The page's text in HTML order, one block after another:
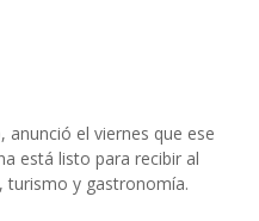
anunció el viernes que ese
está listo para recibir al
turismo y gastronomía.